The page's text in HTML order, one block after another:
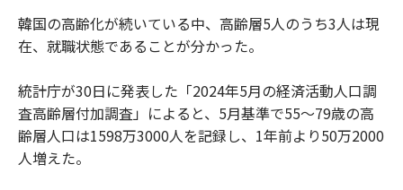
韓国の高齢化が続いている中、高齢層5人のうち3人は現
在、就職状態であることが分かった。
統計庁が30日に発表した「2024年5月の経済活動人口調
査高齢層付加調査」によると、5月基準で55～79歳の高
齢層人口は1598万3000人を記録し、1年前より50万2000
人増えた。